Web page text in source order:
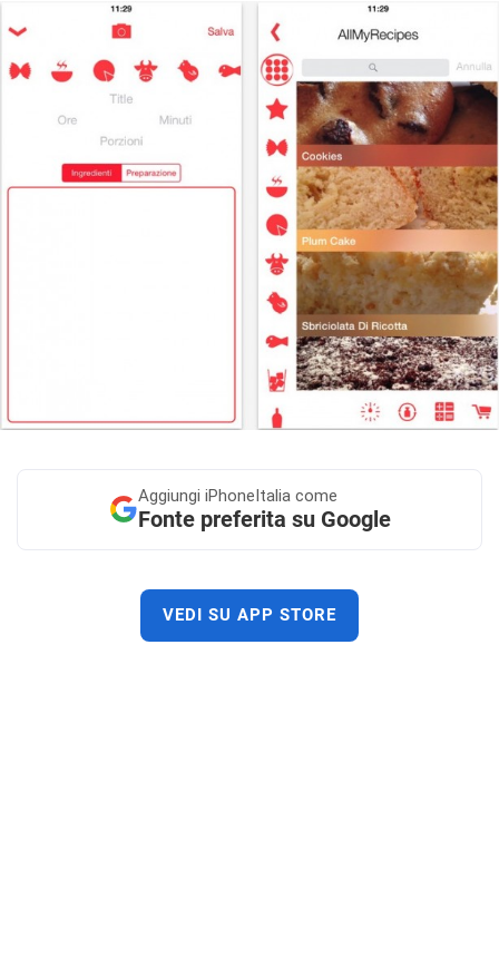
Aggiungi iPhoneItalia come
Fonte preferita su Google
VEDI SU APP STORE